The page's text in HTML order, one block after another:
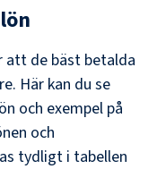
att de bäst betalda
. Här kan du se
och exempel på
och
tydligt i tabellen